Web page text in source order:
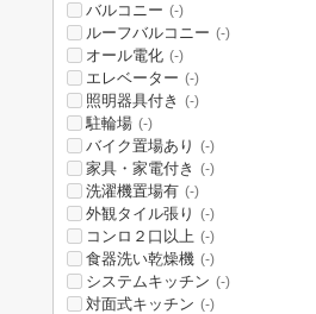
バルコニー (-)
ルーフバルコニー (-)
オール電化 (-)
エレベーター (-)
照明器具付き (-)
駐輪場 (-)
バイク置場あり (-)
家具・家電付き (-)
洗濯機置場有 (-)
外観タイル張り (-)
コンロ２口以上 (-)
食器洗い乾燥機 (-)
システムキッチン (-)
対面式キッチン (-)